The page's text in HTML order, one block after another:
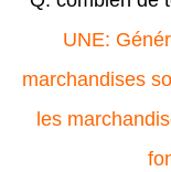
UNE:
marchandises
les